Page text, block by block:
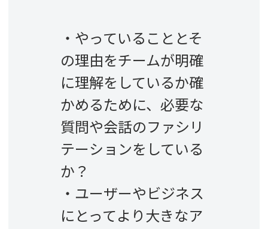
・やっていることとそ
の理由をチームが明確
に理解をしているか確
かめるために、必要な
質問や会話のファシリ
テーションをしている
か？
・ユーザーやビジネス
にとってより大きなア